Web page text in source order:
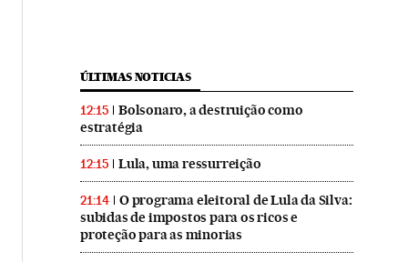
ÚLTIMAS NOTICIAS
12:15
Bolsonaro, a destruição como
estratégia
12:15 Lula, uma ressurreição
21:14
O programa eleitoral de Lula da Silva:
subidas de impostos para os ricos e
proteção para as minorias